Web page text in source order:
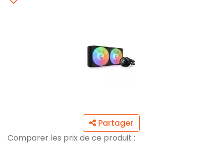
Partager
Comparer les prix de ce produit :